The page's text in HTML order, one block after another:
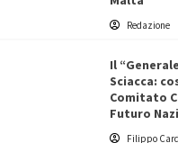
Redazione
Il
Sciacca:
Comitato
Futuro
Filippo